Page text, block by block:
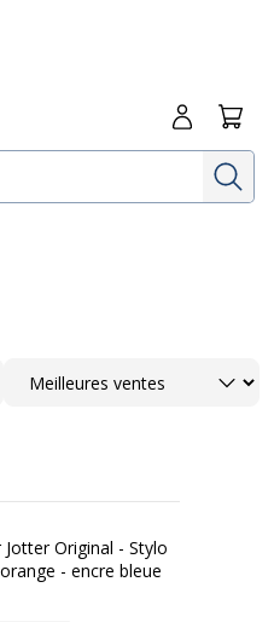
Me
Trier
Jotter Original - Stylo
- encre bleue